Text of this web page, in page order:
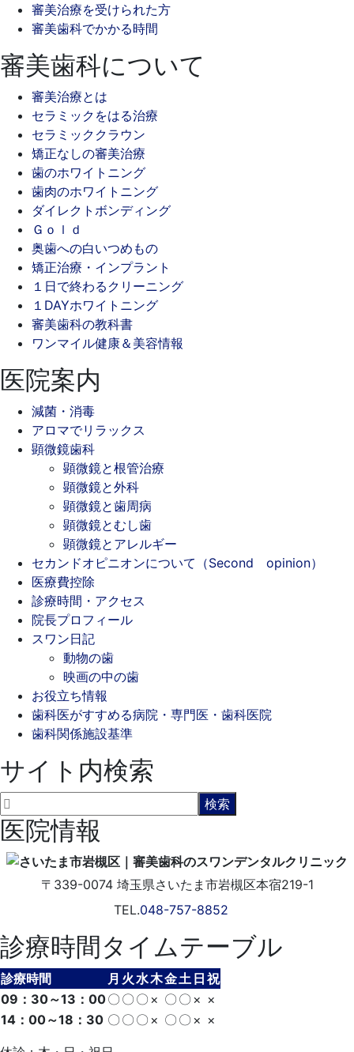
審美治療を受けられた方
審美歯科でかかる時間
審美歯科について
審美治療とは
セラミックをはる治療
セラミッククラウン
矯正なしの審美治療
歯のホワイトニング
歯肉のホワイトニング
ダイレクトボンディング
Ｇｏｌｄ
奥歯への白いつめもの
矯正治療・インプラント
１日で終わるクリーニング
１DAYホワイトニング
審美歯科の教科書
ワンマイル健康＆美容情報
医院案内
減菌・消毒
アロマでリラックス
顕微鏡歯科
顕微鏡と根管治療
顕微鏡と外科
顕微鏡と歯周病
顕微鏡とむし歯
顕微鏡とアレルギー
セカンドオピニオンについて（Second opinion）
医療費控除
診療時間・アクセス
院長プロフィール
スワン日記
動物の歯
映画の中の歯
お役立ち情報
歯科医がすすめる病院・専門医・歯科医院
歯科関係施設基準
サイト内検索
医院情報
〒339-0074 埼玉県さいたま市岩槻区本宿219-1
TEL.048-757-8852
診療時間タイムテーブル
診療時間 月 火 水木金土 日 祝
09：30～13：00〇 〇 〇 × 〇 〇 × ×
14：00～18：30 〇 〇 〇 × 〇 〇 × ×